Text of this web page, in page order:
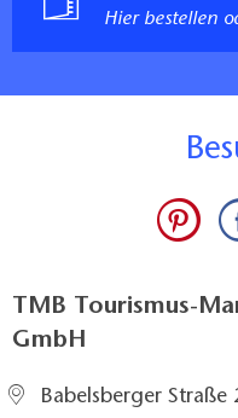
Hier bestellen
B
TMB Tourismus-
GmbH
Babelsberger Straße